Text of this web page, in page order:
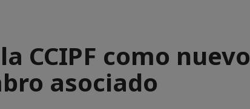
CCIPF como nuevo
asociado